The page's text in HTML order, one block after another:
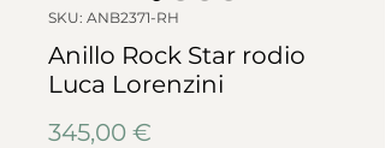
SKU: ANB2371-RH
Anillo Rock Star rodio
Luca Lorenzini
345,00 €